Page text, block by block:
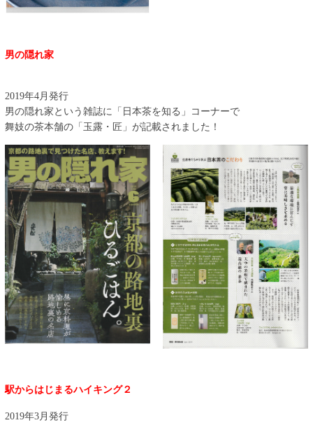
男の隠れ家
2019年4月発行
男の隠れ家という雑誌に「日本茶を知る」コーナーで
舞妓の茶本舗の「玉露・匠」が記載されました！
駅からはじまるハイキング２
2019年3月発行